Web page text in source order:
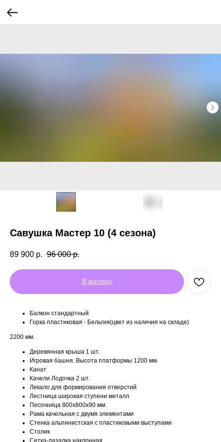
Савушка Мастер 10 (4 сезона)
89 900 р. 96 000 р.
В корзину
Балкон стандартный
Горка пластиковая - Бельгия(цвет из наличия на складе)
2200 мм.
Деревянная крыша 1 шт.
Игровая башня. Высота платформы 1200 мм.
Канат
Качели Лодочка 2 шт.
Лекало для формирования отверстий
Лестница широкая ступени металл
Песочница 800х800х90 мм.
Рама качельная с двумя элементами
Стенка альпинистская с пластиковыми выступами
Столик